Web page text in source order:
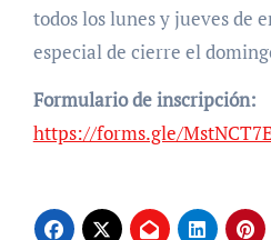
todos los lunes y jueves de
especial de cierre el
Formulario de inscripción:
https://forms.gle/